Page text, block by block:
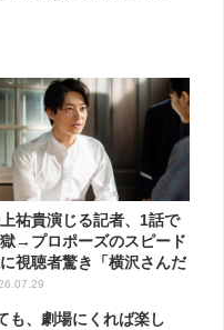
祐貴演じる記者、1話で
→プロポーズのスピード
視聴者驚き「横沢さんだ
も、劇場にくれば楽し